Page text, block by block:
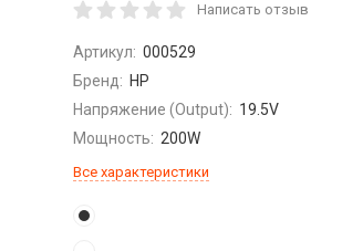
Написать отзыв
Артикул: 000529
Бренд: HP
Напряжение (Output): 19.5V
Мощность: 200W
Все характеристики